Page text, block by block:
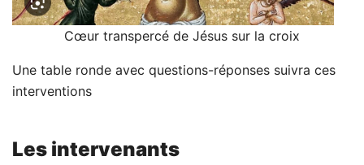
Cœur transpercé de Jésus sur la croix
Une table ronde avec questions-réponses suivra ces
interventions
Les intervenants